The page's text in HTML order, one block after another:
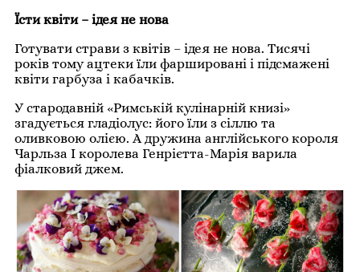
Їсти квіти – ідея не нова
Готувати страви з квітів – ідея не нова. Тисячі
років тому ацтеки їли фаршировані і підсмажені
квіти гарбуза і кабачків.
У стародавній «Римській кулінарній книзі»
згадується гладіолус: його їли з сіллю та
оливковою олією. А дружина англійського короля
Чарльза І королева Генрієтта-Марія варила
фіалковий джем.